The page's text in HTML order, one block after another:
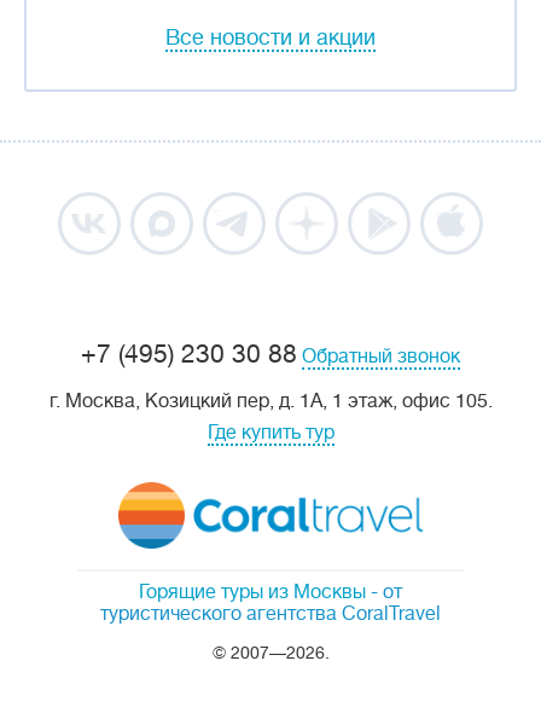
Все новости и акции
Горящие туры из Москвы - от
туристического агентства CoralTravel
© 2007—2026.
+7 (495) 230 30 88 Обратный звонок
г. Москва, Козицкий пер, д. 1А, 1 этаж, офис 105.
Где купить тур